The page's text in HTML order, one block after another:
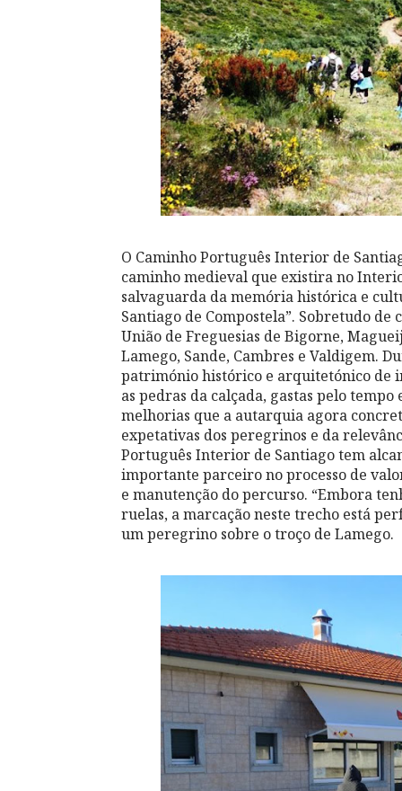
O Caminho Português Interior de
caminho medieval que existira no
salvaguarda da memória histórica e
Santiago de Compostela”. Sobretudo
União de Freguesias de Bigorne,
Lamego, Sande, Cambres e Valdigem.
património histórico e arquitetónico de
as pedras da calçada, gastas pelo
melhorias que a autarquia agora
expetativas dos peregrinos e da
Português Interior de Santiago tem
importante parceiro no processo de
e manutenção do percurso. “Embora
ruelas, a marcação neste trecho está
um peregrino sobre o troço de Lamego.